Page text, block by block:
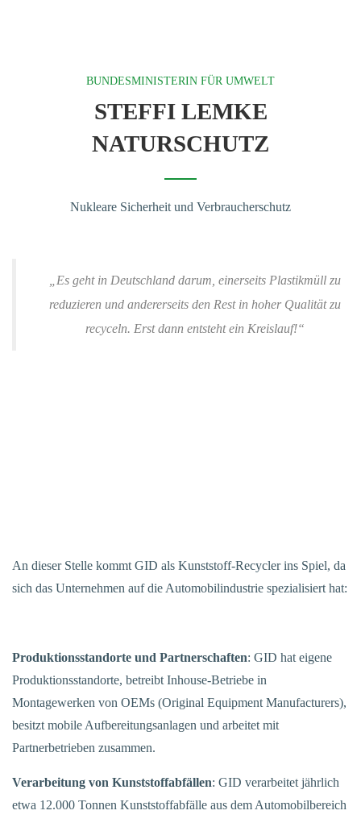
BUNDESMINISTERIN FÜR UMWELT
STEFFI LEMKE
NATURSCHUTZ
Nukleare Sicherheit und Verbraucherschutz
„Es geht in Deutschland darum, einerseits Plastikmüll zu
reduzieren und andererseits den Rest in hoher Qualität zu
recyceln. Erst dann entsteht ein Kreislauf!“
An dieser Stelle kommt GID als Kunststoff-Recycler ins Spiel, da
sich das Unternehmen auf die Automobilindustrie spezialisiert hat:
Produktionsstandorte und Partnerschaften: GID hat eigene
Produktionsstandorte, betreibt Inhouse-Betriebe in
Montagewerken von OEMs (Original Equipment Manufacturers),
besitzt mobile Aufbereitungsanlagen und arbeitet mit
Partnerbetrieben zusammen.
Verarbeitung von Kunststoffabfällen: GID verarbeitet jährlich
etwa 12.000 Tonnen Kunststoffabfälle aus dem Automobilbereich